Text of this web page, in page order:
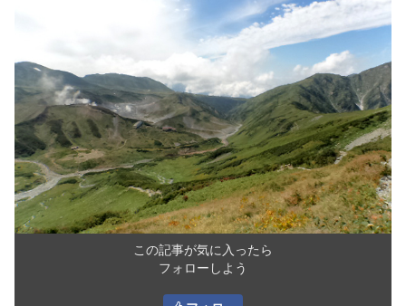
この記事が気に入ったら
フォローしよう